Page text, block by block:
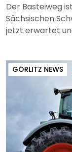
Der Basteiweg
Sächsischen
jetzt erwartet
GÖRLITZ NEWS